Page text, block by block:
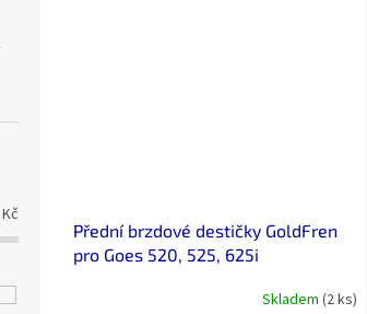
Kč
Přední brzdové destičky GoldFren
pro Goes 520, 525, 625i
Skladem (2 ks)